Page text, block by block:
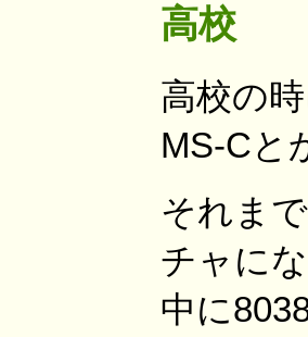
高校
高校の
MS-Cと
それま
チャに
中に